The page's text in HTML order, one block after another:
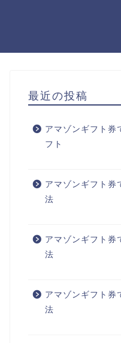
最近の投稿
アマゾンギフト券
フト
アマゾンギフト券
法
アマゾンギフト券
法
アマゾンギフト券
法